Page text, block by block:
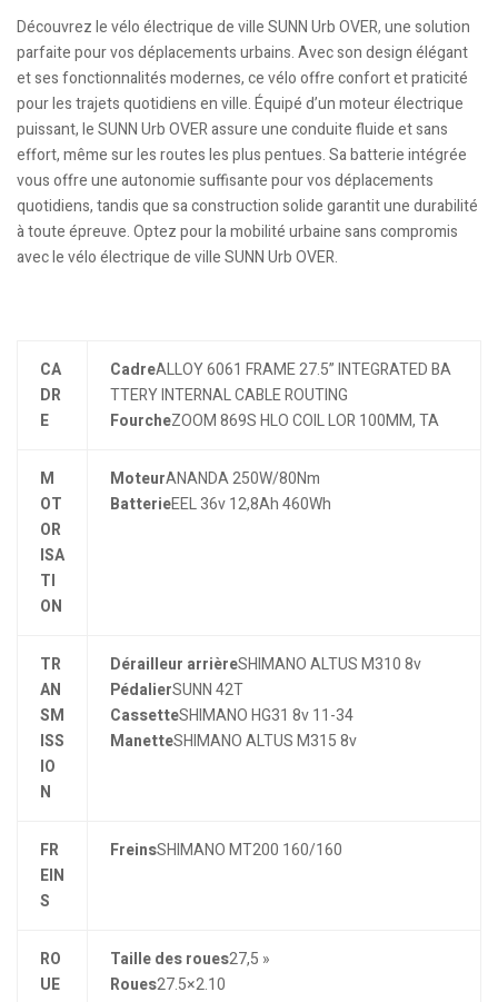
Découvrez le vélo électrique de ville SUNN Urb OVER, une solution
parfaite pour vos déplacements urbains. Avec son design élégant
et ses fonctionnalités modernes, ce vélo offre confort et praticité
pour les trajets quotidiens en ville. Équipé d’un moteur électrique
puissant, le SUNN Urb OVER assure une conduite fluide et sans
effort, même sur les routes les plus pentues. Sa batterie intégrée
vous offre une autonomie suffisante pour vos déplacements
quotidiens, tandis que sa construction solide garantit une durabilité
à toute épreuve. Optez pour la mobilité urbaine sans compromis
avec le vélo électrique de ville SUNN Urb OVER.
CA
DR
E
CadreALLOY 6061 FRAME 27.5” INTEGRATED BA
TTERY INTERNAL CABLE ROUTING
FourcheZOOM 869S HLO COIL LOR 100MM, TA
M
OT
OR
ISA
TI
ON
MoteurANANDA 250W/80Nm
BatterieEEL 36v 12,8Ah 460Wh
TR
AN
SM
ISS
IO
N
Dérailleur arrièreSHIMANO ALTUS M310 8v
PédalierSUNN 42T
CassetteSHIMANO HG31 8v 11-34
ManetteSHIMANO ALTUS M315 8v
FR
EIN
S
FreinsSHIMANO MT200 160/160
RO
UE
Taille des roues27,5 »
Roues27.5×2.10